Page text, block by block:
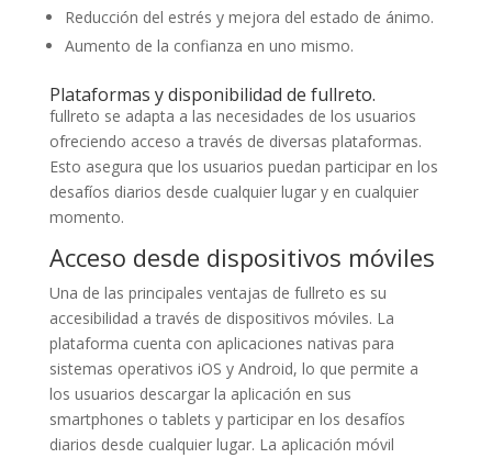
Reducción del estrés y mejora del estado de ánimo.
Aumento de la confianza en uno mismo.
Plataformas y disponibilidad de fullreto.
fullreto se adapta a las necesidades de los usuarios
ofreciendo acceso a través de diversas plataformas.
Esto asegura que los usuarios puedan participar en los
desafíos diarios desde cualquier lugar y en cualquier
momento.
Acceso desde dispositivos móviles
Una de las principales ventajas de fullreto es su
accesibilidad a través de dispositivos móviles. La
plataforma cuenta con aplicaciones nativas para
sistemas operativos iOS y Android, lo que permite a
los usuarios descargar la aplicación en sus
smartphones o tablets y participar en los desafíos
diarios desde cualquier lugar. La aplicación móvil